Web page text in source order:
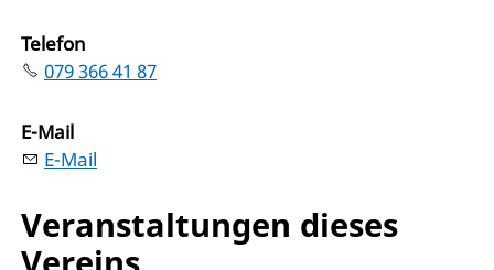
Telefon
079 366 41 87
E-Mail
E-Mail
Veranstaltungen dieses